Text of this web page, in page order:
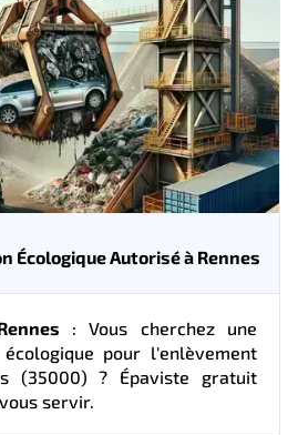
Écologique Autorisé à Rennes
: Vous cherchez une
pour l'enlèvement
(35000) ? Épaviste gratuit
servir.